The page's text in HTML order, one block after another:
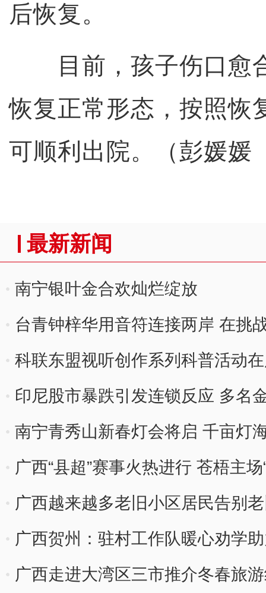
后恢复。
目前，孩子伤口愈
恢复正常形态，按照恢
可顺利出院。（彭媛媛
最新新闻
南宁银叶金合欢灿烂绽放
台青钟梓华用音符连接两岸 在挑
科联东盟视听创作系列科普活动
印尼股市暴跌引发连锁反应 多名
南宁青秀山新春灯会将启 千亩灯
广西“县超”赛事火热进行 苍梧主
广西越来越多老旧小区居民告别
广西贺州：驻村工作队暖心劝学
广西走进大湾区三市推介冬春旅